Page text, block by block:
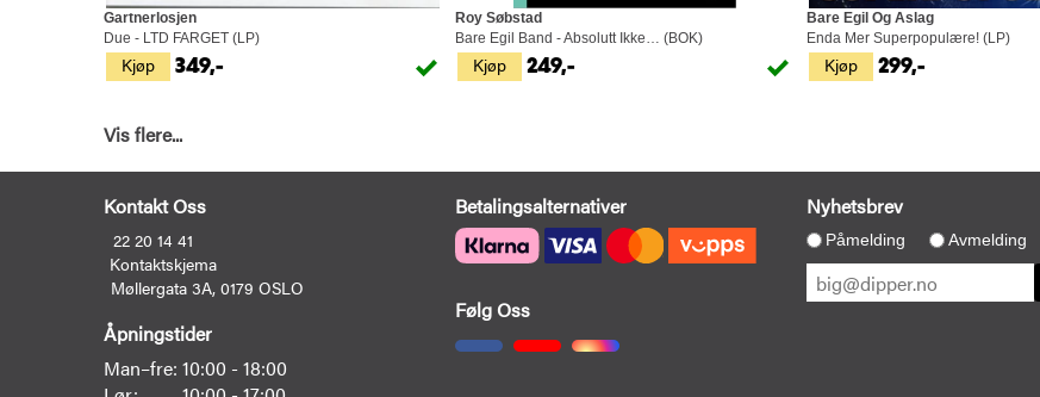
Kjøp
Gartnerlosjen
Due - LTD FARGET (LP)
349,- Kjøp
Roy Søbstad
Bare Egil Band - Absolutt Ikke… (BOK)
249,- Kjøp
Bare Egil Og Aslag
Enda Mer Superpopulære! (LP)
299,-
Vis flere...
Kontakt Oss
22 20 14 41
Kontaktskjema
Møllergata 3A, 0179 OSLO
Åpningstider
Man–fre: 10:00 - 18:00
Betalingsalternativer
Følg Oss
Nyhetsbrev
Påmelding Avmelding